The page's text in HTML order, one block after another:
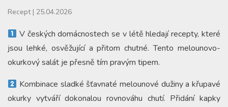
Recept | 25.04.2026
V českých domácnostech se v létě hledají recepty, které
jsou lehké, osvěžující a přitom chutné. Tento melounovo-
okurkový salát je přesně tím pravým tipem.
Kombinace sladké šťavnaté melounové dužiny a křupavé
okurky vytváří dokonalou rovnováhu chutí. Přidání kapky